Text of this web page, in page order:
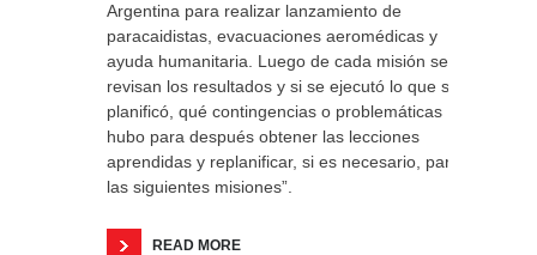
Argentina para realizar lanzamiento de
paracaidistas, evacuaciones aeromédicas y
ayuda humanitaria. Luego de cada misión se
revisan los resultados y si se ejecutó lo que se
planificó, qué contingencias o problemáticas
hubo para después obtener las lecciones
aprendidas y replanificar, si es necesario, para
las siguientes misiones”.
READ MORE